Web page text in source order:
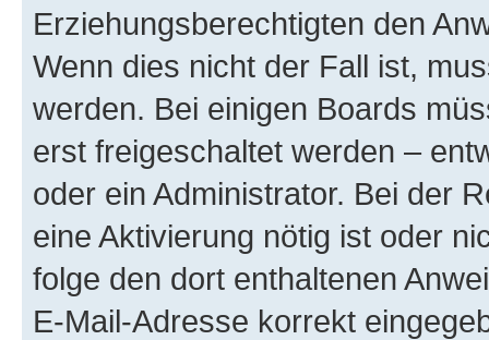
Erziehungsberechtigten den
Wenn dies nicht der Fall ist,
werden. Bei einigen Boards
erst freigeschaltet werden –
oder ein Administrator. Bei der
eine Aktivierung nötig ist oder
folge den dort enthaltenen
E-Mail-Adresse korrekt